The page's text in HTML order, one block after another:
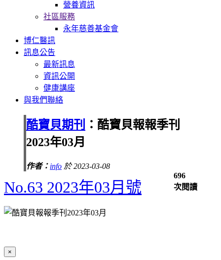
營養資訊
社區服務
永年慈善基金會
博仁醫訊
訊息公告
最新訊息
資訊公開
健康講座
與我們聯絡
酷寶貝期刊
：酷寶貝報報季刊
2023年03月
作者： info 於 2023-03-08
696
次閱讀
No.63 2023年03月號
×